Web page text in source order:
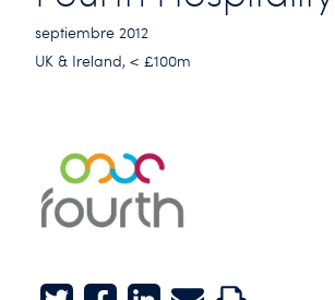
septiembre 2012
UK & Ireland, < £100m